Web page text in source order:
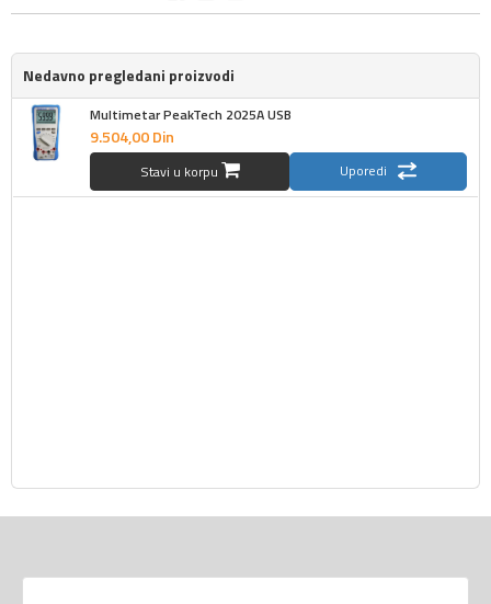
Nedavno pregledani proizvodi
Multimetar PeakTech 2025A USB
9.504,00Din
Stavi u korpu Uporedi